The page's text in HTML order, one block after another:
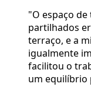
"O espaço
partilhados
terraço, e a
igualmente
facilitou o
um equilíbrio